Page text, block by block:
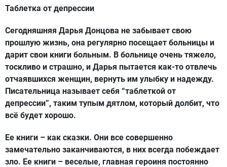
Таблетка от депрессии
Сегодняшняя Дарья Донцова не забывает свою
прошлую жизнь, она регулярно посещает больницы и
дарит свои книги больным. В больнице очень тяжело,
тоскливо и страшно, и Дарья пытается как-то отвлечь
отчаявшихся женщин, вернуть им улыбку и надежду.
Писательница называет себя “таблеткой от
депрессии”, таким тупым дятлом, который долбит, что
всё будет хорошо.
Ее книги – как сказки. Они все совершенно
замечательно заканчиваются, в них всегда побеждает
зло. Ее книги – веселые, главная героиня постоянно